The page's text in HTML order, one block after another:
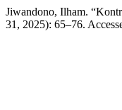
Jiwandono, Ilham.
31, 2025): 65–76.